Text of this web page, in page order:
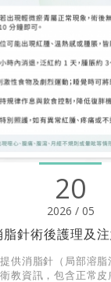
20
2026 / 05
脂針術後護理及
供消脂針（局部溶脂
教資訊，包含正常皮